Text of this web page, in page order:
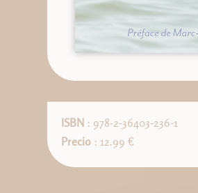
ISBN : 978-2-36403-236-1
Precio: 12.99 €